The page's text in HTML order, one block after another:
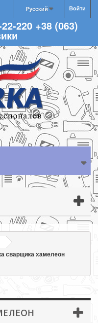
Войти
Русский
220 +38 (063)
сварщика хамелеон